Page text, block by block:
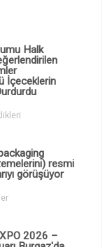
Halk
İçeceklerin
resmi
görüşüyor
2026 –